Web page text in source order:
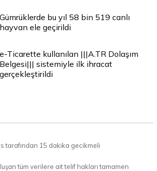
Gümrüklerde bu yıl 58 bin 519 canlı
hayvan ele geçirildi
e-Ticarette kullanılan |||A.TR Dolaşım
Belgesi||| sistemiyle ilk ihracat
gerçekleştirildi
tarafından 15 dakika gecikmeli
tüm verilere ait telif hakları tamamen